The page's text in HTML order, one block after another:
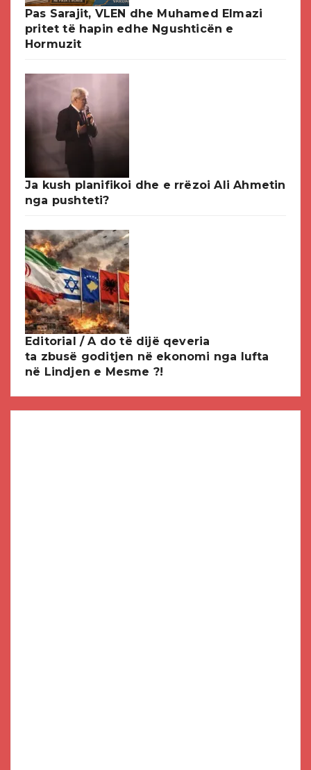
Pas Sarajit, VLEN dhe Muhamed Elmazi
pritet të hapin edhe Ngushticën e
Hormuzit
Ja kush planifikoi dhe e rrëzoi Ali Ahmetin
nga pushteti?
Editorial / A do të dijë qeveria
ta zbusë goditjen në ekonomi nga lufta
në Lindjen e Mesme ?!